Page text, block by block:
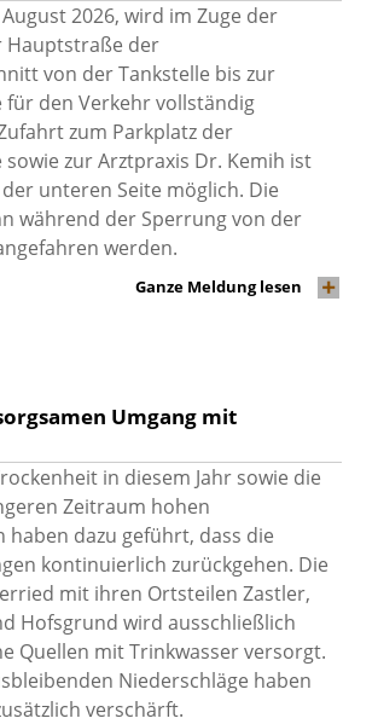
2026, wird im Zuge der
Hauptstraße der
von der Tankstelle bis zur
für den Verkehr vollständig
zum Parkplatz der
zur Arztpraxis Dr. Kemih ist
unteren Seite möglich. Die
während der Sperrung von der
werden.
Ganze Meldung lesen
Umgang mit
in diesem Jahr sowie die
Zeitraum hohen
haben dazu geführt, dass die
kontinuierlich zurückgehen. Die
mit ihren Ortsteilen Zastler,
Hofsgrund wird ausschließlich
Quellen mit Trinkwasser versorgt.
Niederschläge haben
verschärft.